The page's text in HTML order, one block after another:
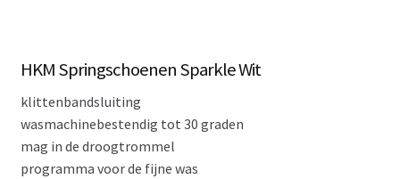
HKM Springschoenen Sparkle Wit
klittenbandsluiting
wasmachinebestendig tot 30 graden
mag in de droogtrommel
programma voor de fijne was